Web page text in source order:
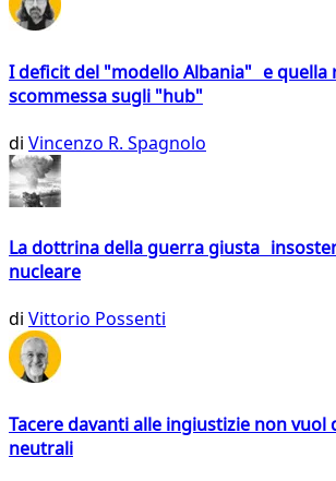
I deficit del "modello Albania" e quella
scommessa sugli "hub"
di Vincenzo R. Spagnolo
La dottrina della guerra giusta
nucleare
di Vittorio Possenti
Tacere davanti alle ingiustizie non vuol
neutrali